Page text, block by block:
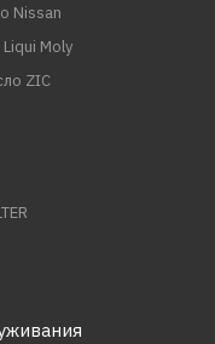
Nissan
Moly
ZIC